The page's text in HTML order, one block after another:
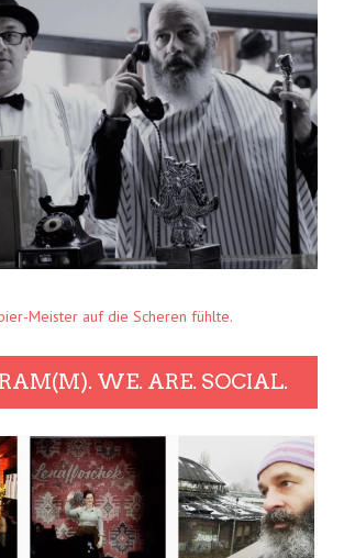
Meister auf die Scheren fühlte.
WE. ARE. SOCIAL.